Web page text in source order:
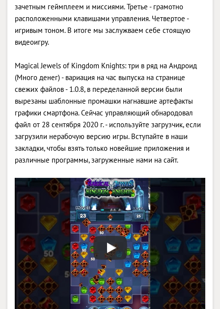
зачетным геймплеем и миссиями. Третье - грамотно
расположенными клавишами управления. Четвертое -
игривым тоном. В итоге мы заслужваем себе стоящую
видеоигру.
Magical Jewels of Kingdom Knights: три в ряд на Андроид
(Много денег) - вариация на час выпуска на странице
свежих файлов - 1.0.8, в переделанной версии были
вырезаны шаблонные промашки нагнавшие артефакты
графики смартфона. Сейчас управляющий обнародовал
файл от 28 сентября 2020 г. - используйте загрузчик, если
загрузили нерабочую версию игры. Вступайте в наши
закладки, чтобы взять только новейшие приложения и
различные программы, загруженные нами на сайт.